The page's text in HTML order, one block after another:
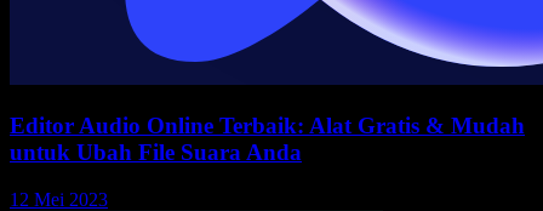
Editor Audio Online Terbaik: Alat Gratis & Mudah
untuk Ubah File Suara Anda
12 Mei 2023